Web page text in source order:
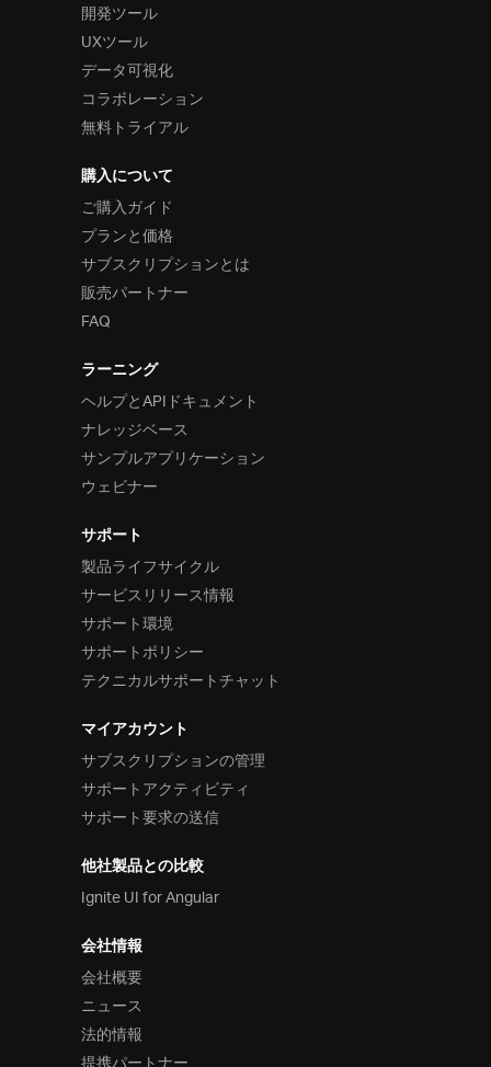
開発ツール
UXツール
データ可視化
コラボレーション
無料トライアル
購入について
ご購入ガイド
プランと価格
サブスクリプションとは
販売パートナー
FAQ
ラーニング
ヘルプとAPIドキュメント
ナレッジベース
サンプルアプリケーション
ウェビナー
サポート
製品ライフサイクル
サービスリリース情報
サポート環境
サポートポリシー
テクニカルサポートチャット
マイアカウント
サブスクリプションの管理
サポートアクティビティ
サポート要求の送信
他社製品との比較
Ignite UI for Angular
会社情報
会社概要
ニュース
法的情報